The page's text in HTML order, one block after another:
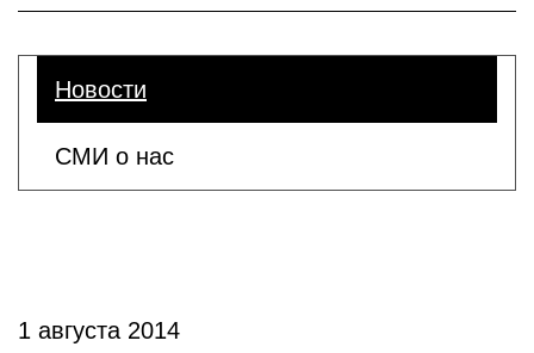
Новости
СМИ о нас
1 августа 2014